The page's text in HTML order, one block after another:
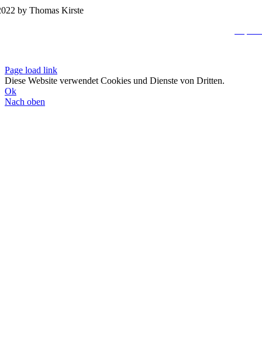
by Thomas Kirste
Page load link
Diese Website verwendet Cookies und Dienste von Dritten.
Ok
Nach oben